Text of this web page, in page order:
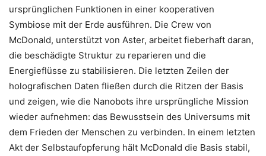
ursprünglichen Funktionen in einer kooperativen
Symbiose mit der Erde ausführen. Die Crew von
McDonald, unterstützt von Aster, arbeitet fieberhaft daran,
die beschädigte Struktur zu reparieren und die
Energieflüsse zu stabilisieren. Die letzten Zeilen der
holografischen Daten fließen durch die Ritzen der Basis
und zeigen, wie die Nanobots ihre ursprüngliche Mission
wieder aufnehmen: das Bewusstsein des Universums mit
dem Frieden der Menschen zu verbinden. In einem letzten
Akt der Selbstaufopferung hält McDonald die Basis stabil,